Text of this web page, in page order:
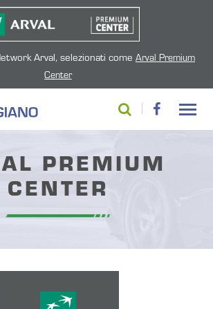
Arval, selezionati come Arval Premium
Center
PREMIUM
CENTER